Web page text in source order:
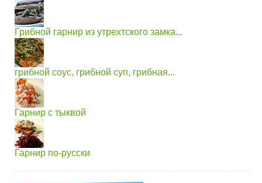
Грибной гарнир из утрехтского замка...
грибной соус, грибной суп, грибная...
Гарнир с тыквой
Гарнир пo-русски